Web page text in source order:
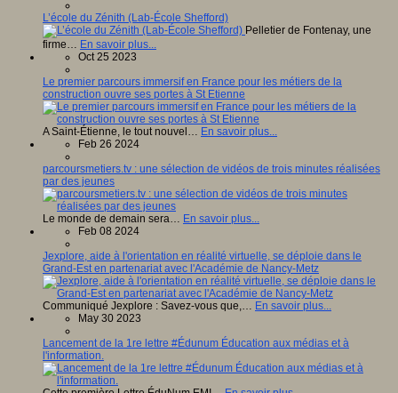
L’école du Zénith (Lab-École Shefford)
Pelletier de Fontenay, une
firme… En savoir plus...
Oct 25 2023
Le premier parcours immersif en France pour les métiers de la
construction ouvre ses portes à St Etienne
A Saint-Étienne, le tout nouvel… En savoir plus...
Feb 26 2024
parcoursmetiers.tv : une sélection de vidéos de trois minutes réalisées
par des jeunes
Le monde de demain sera… En savoir plus...
Feb 08 2024
Jexplore, aide à l'orientation en réalité virtuelle, se déploie dans le
Grand-Est en partenariat avec l'Académie de Nancy-Metz
Communiqué Jexplore : Savez-vous que,… En savoir plus...
May 30 2023
Lancement de la 1re lettre #Édunum Éducation aux médias et à
l'information.